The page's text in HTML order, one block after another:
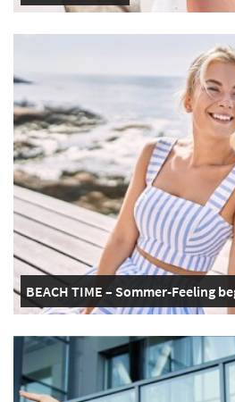
BEACH TIME – Sommer-Feeling